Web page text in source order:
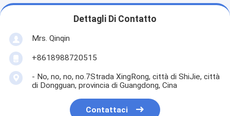
Dettagli Di Contatto
Mrs. Qinqin
+8618988720515
- No, no, no, no.7Strada XingRong, città di ShiJie, città
di Dongguan, provincia di Guangdong, Cina
Contattaci